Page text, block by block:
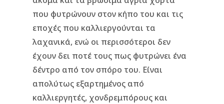
που φυτρώνουν στον κήπο του και τις
εποχές που καλλιεργούνται τα
λαχανικά, ενώ οι περισσότεροι δεν
έχουν δει ποτέ τους πως φυτρώνει ένα
δέντρο από τον σπόρο του. Είναι
απολύτως εξαρτημένος από
καλλιεργητές, χονδρεμπόρους και